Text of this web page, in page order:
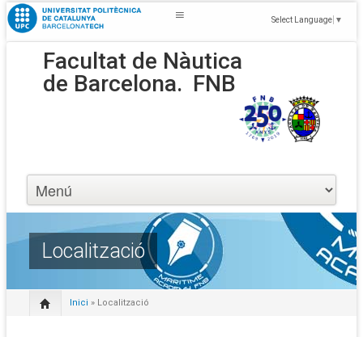
Select Language ▼
Facultat de Nàutica
de Barcelona. FNB
Localització
Inici » Localització